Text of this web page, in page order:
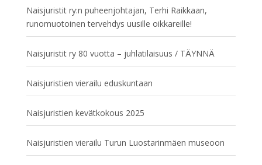
Naisjuristit ry:n puheenjohtajan, Terhi Raikkaan,
runomuotoinen tervehdys uusille oikkareille!
Naisjuristit ry 80 vuotta – juhlatilaisuus / TÄYNNÄ
Naisjuristien vierailu eduskuntaan
Naisjuristien kevätkokous 2025
Naisjuristien vierailu Turun Luostarinmäen museoon